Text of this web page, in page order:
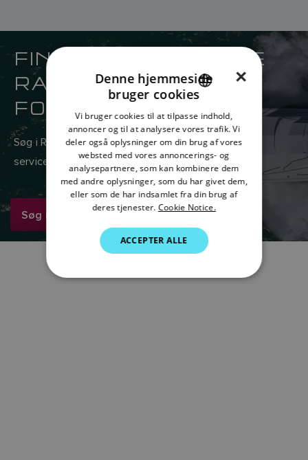
FIND DIN NÆRMESTE
RAYMARINE
FORHANDLER
Søg i Raymarines globale netværk af salgs- og
serviceforhandlere her.
Søg nu
ENGLISH
FRENCH
DANISH
ITALIAN
SWEDISH
DUTCH
×
Denne hjemmeside
bruger cookies
Vi bruger cookies til at tilpasse indhold,
annoncer og til at analysere vores trafik. Vi
deler også oplysninger om din brug af vores
websted med vores annoncerings- og
analysepartnere, som kan kombinere dem
med andre oplysninger, som du har givet dem,
eller som de har indsamlet fra din brug af
deres tjenester. Cookie Notice.
ACCEPTER ALLE